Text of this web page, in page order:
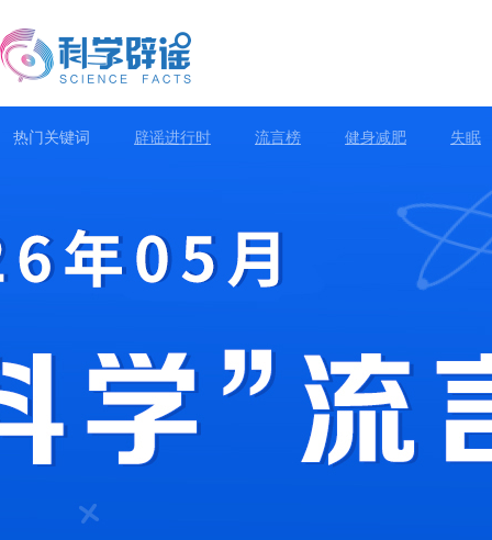
热门关键词 辟谣进行时 流言榜 健身减肥 失眠